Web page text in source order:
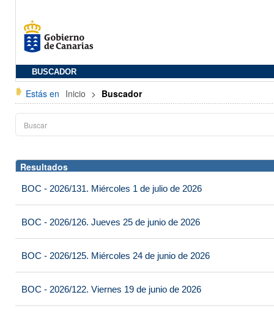
BUSCADOR
Estás en Inicio > Buscador
Resultados
BOC - 2026/131. Miércoles 1 de julio de 2026
BOC - 2026/126. Jueves 25 de junio de 2026
BOC - 2026/125. Miércoles 24 de junio de 2026
BOC - 2026/122. Viernes 19 de junio de 2026